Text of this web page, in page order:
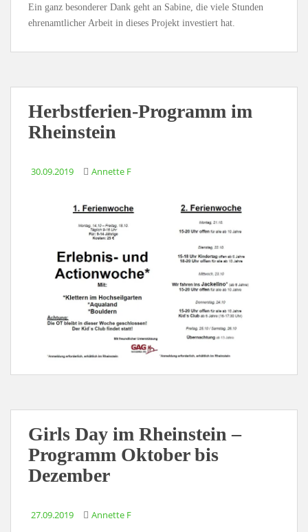
Ein ganz besonderer Dank geht an Sabine, die viele Stunden
ehrenamtlicher Arbeit in dieses Projekt investiert hat.
Herbstferien-Programm im
Rheinstein
30.09.2019 Annette F
Girls Day im Rheinstein –
Programm Oktober bis
Dezember
27.09.2019 Annette F